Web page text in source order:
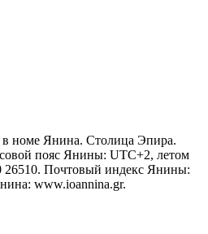
в номе Янина. Столица Эпира.
пояс Янины: UTC+2, летом
26510. Почтовый индекс Янины:
www.ioannina.gr.